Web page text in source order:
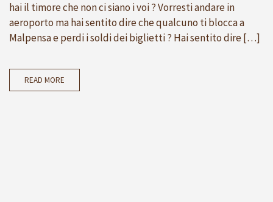
hai il timore che non ci siano i voi ? Vorresti andare in
aeroporto ma hai sentito dire che qualcuno ti blocca a
Malpensa e perdi i soldi dei biglietti ? Hai sentito dire […]
READ MORE